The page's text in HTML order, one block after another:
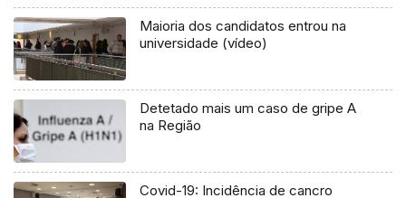
Maioria dos candidatos entrou na
universidade (vídeo)
Detetado mais um caso de gripe A
na Região
Covid-19: Incidência de cancro